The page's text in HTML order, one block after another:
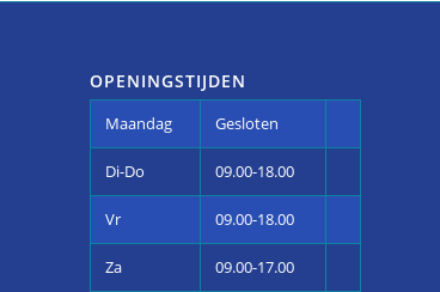
OPENINGSTIJDEN
Maandag Gesloten
Di-Do 09.00-18.00
Vr 09.00-18.00
Za 09.00-17.00